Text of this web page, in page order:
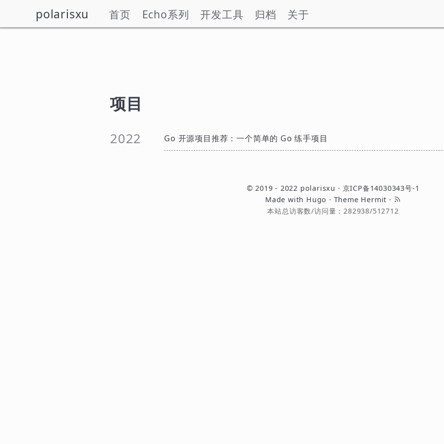
polarisxu 首页 Echo系列 开发工具 归档 关于
项目
2022 Go 开源项目推荐：一个简单的 Go 练手项目
© 2019 - 2022 polarisxu · 京ICP备14030343号-1
Made with Hugo · Theme Hermit ·
本站总访客数/访问量： 282938/512712